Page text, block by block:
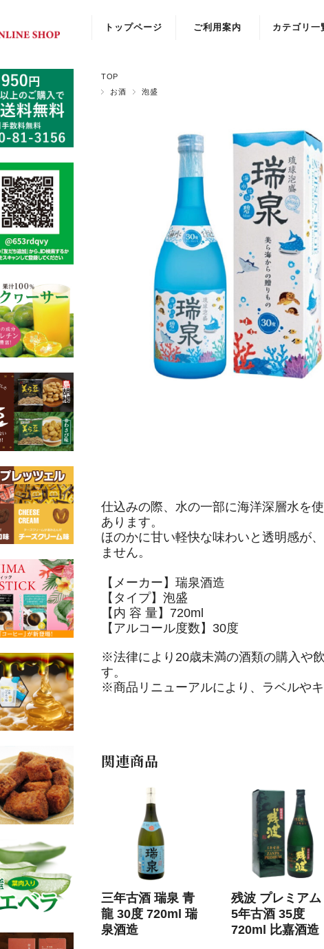
トップページ ご利用案内 カテゴリ一
TOP
お酒
泡盛
仕込みの際、水の一部に海洋深層水を
あります。
ほのかに甘い軽快な味わいと透明感が
ません。
【メーカー】瑞泉酒造
【タイプ】泡盛
【内 容 量】720ml
【アルコール度数】30度
※法律により20歳未満の酒類の購入や
す。
※商品リニューアルにより、ラベルや
関連商品
三年古酒 瑞泉 青
龍 30度 720ml 瑞
泉酒造
残波 プレミアム
5年古酒 35度
720ml 比嘉酒造